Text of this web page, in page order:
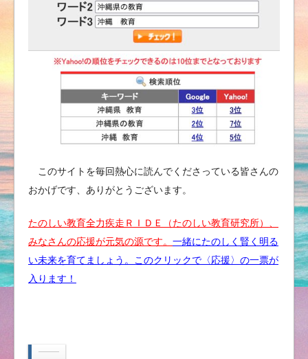
このサイトを毎回熱心に読んでくださっている皆さんの
おかげです、ありがとうございます。
たのしい教育全力疾走ＲＩＤＥ（たのしい教育研究所）、
みなさんの応援が元気の源です。 一緒にたのしく賢く明る
い未来を育てましょう。このクリックで〈応援〉の一票が
入ります！